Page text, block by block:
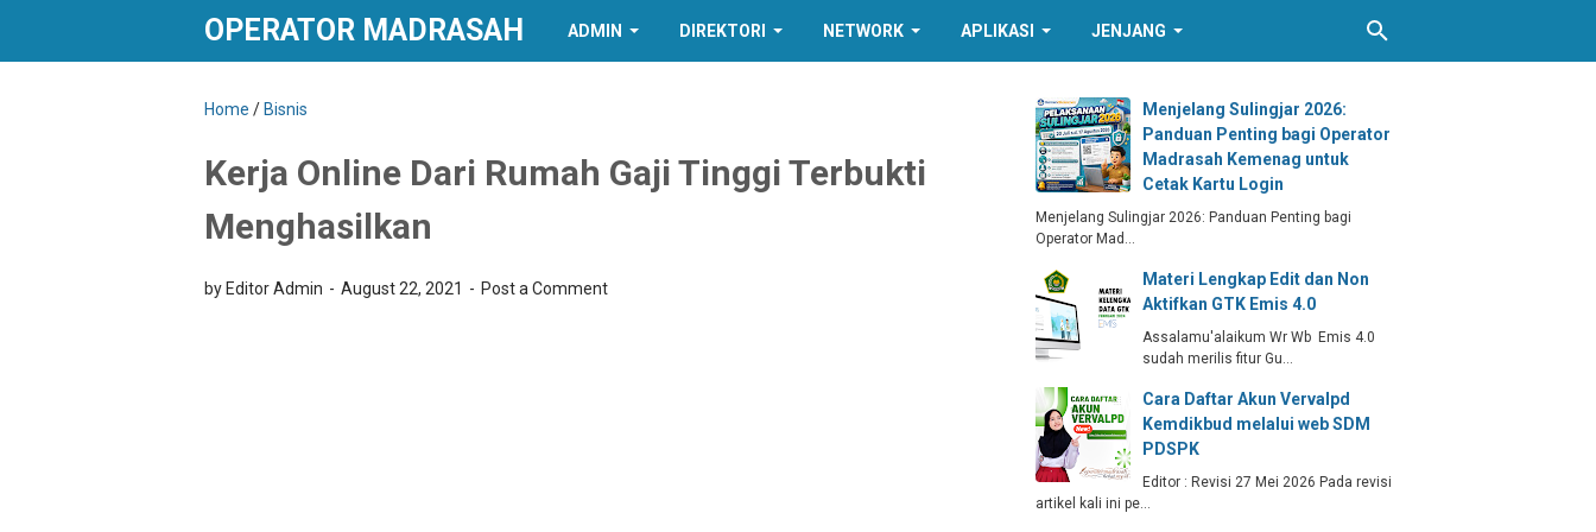
OPERATOR MADRASAH ADMIN DIREKTORI NETWORK APLIKASI JENJANG
Home / Bisnis
Kerja Online Dari Rumah Gaji Tinggi Terbukti
Menghasilkan
by Editor Admin August 22, 2021 Post a Comment
Menjelang Sulingjar 2026:
Panduan Penting bagi Operator
Madrasah Kemenag untuk
Cetak Kartu Login
Menjelang Sulingjar 2026: Panduan Penting bagi
Operator Mad…
Materi Lengkap Edit dan Non
Aktifkan GTK Emis 4.0
Assalamu'alaikum Wr Wb Emis 4.0
sudah merilis fitur Gu…
Cara Daftar Akun Vervalpd
Kemdikbud melalui web SDM
PDSPK
Editor : Revisi 27 Mei 2026 Pada revisi
artikel kali ini pe…